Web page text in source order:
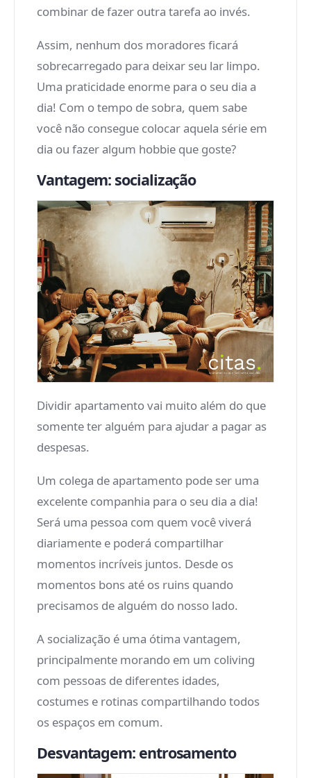
combinar de fazer outra tarefa ao invés.
Assim, nenhum dos moradores ficará
sobrecarregado para deixar seu lar limpo.
Uma praticidade enorme para o seu dia a
dia! Com o tempo de sobra, quem sabe
você não consegue colocar aquela série em
dia ou fazer algum hobbie que goste?
Vantagem: socialização
Dividir apartamento vai muito além do que
somente ter alguém para ajudar a pagar as
despesas.
Um colega de apartamento pode ser uma
excelente companhia para o seu dia a dia!
Será uma pessoa com quem você viverá
diariamente e poderá compartilhar
momentos incríveis juntos. Desde os
momentos bons até os ruins quando
precisamos de alguém do nosso lado.
A socialização é uma ótima vantagem,
principalmente morando em um coliving
com pessoas de diferentes idades,
costumes e rotinas compartilhando todos
os espaços em comum.
Desvantagem: entrosamento